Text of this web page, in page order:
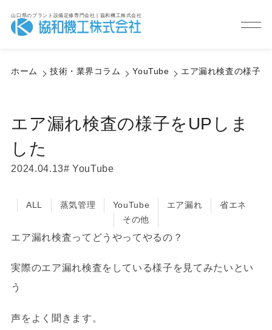
山口県のプラント設備定修専門会社 | 協和機工株式会社
Column
ホーム 技術・業界コラム YouTube エア漏れ検査の様子を
エア漏れ検査の様子をUPしま
した
2024.04.13 YouTube
エア漏れ検査ってどうやってやるの？
実際のエア漏れ検査をしている様子を見てみたいとい
う
声をよく聞きます。
ALL 蒸気管理 YouTube エア漏れ
省エネ
その他